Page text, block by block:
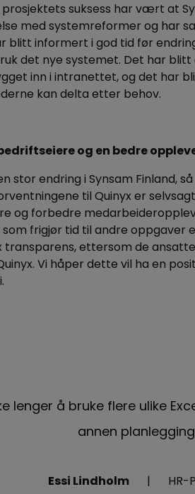
suksess har vært at
med systemreformer og har
blitt informert i god tid før
det nye systemet. Det har
inn i intranettet, og det har
kan delta etter behov.
og en bedre
stor endring i Synsam Finland,
til Quinyx er
og forbedre
frigjør tid til andre oppgaver
transparens, ettersom de
Vi håper dette vil ha en
lenger å bruke flere ulike
annen
Essi Lindholm HR-